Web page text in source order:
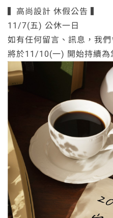
▍高尚設計 休假公告 ▍
11/7(五) 公休一日
如有任何留言、訊息，我
將於11/10(一) 開始持續為